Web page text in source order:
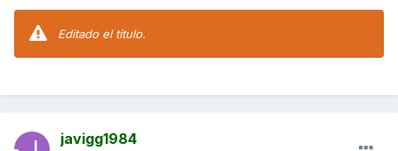
Editado el titulo.
javigg1984